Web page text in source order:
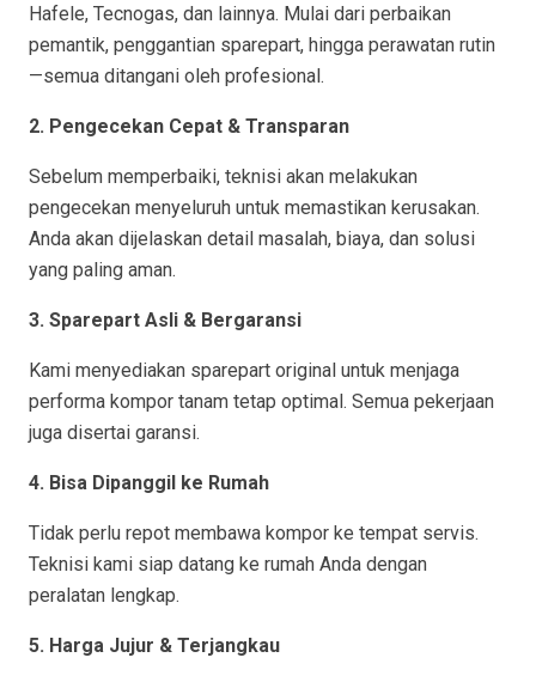
Hafele, Tecnogas, dan lainnya. Mulai dari perbaikan
pemantik, penggantian sparepart, hingga perawatan rutin
—semua ditangani oleh profesional.
2. Pengecekan Cepat & Transparan
Sebelum memperbaiki, teknisi akan melakukan
pengecekan menyeluruh untuk memastikan kerusakan.
Anda akan dijelaskan detail masalah, biaya, dan solusi
yang paling aman.
3. Sparepart Asli & Bergaransi
Kami menyediakan sparepart original untuk menjaga
performa kompor tanam tetap optimal. Semua pekerjaan
juga disertai garansi.
4. Bisa Dipanggil ke Rumah
Tidak perlu repot membawa kompor ke tempat servis.
Teknisi kami siap datang ke rumah Anda dengan
peralatan lengkap.
5. Harga Jujur & Terjangkau